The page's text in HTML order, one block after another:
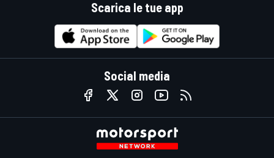
Scarica le tue app
Social media